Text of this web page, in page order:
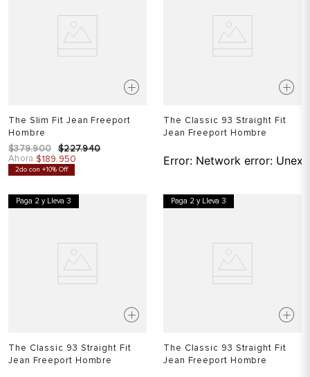
The Slim Fit Jean Freeport
Hombre
$379.900 $227.940
Ahora $189.950
2do con +10% Off
The Classic 93 Straight Fit
Jean Freeport Hombre
Error: Network error:
Paga 2 y Lleva 3
The Classic 93 Straight Fit
Jean Freeport Hombre
Paga 2 y Lleva 3
The Classic 93 Straight Fit
Jean Freeport Hombre